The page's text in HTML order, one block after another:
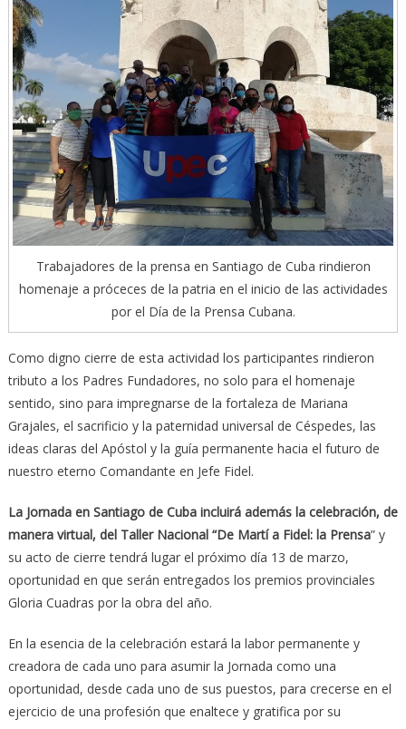
Trabajadores de la prensa en Santiago de Cuba rindieron
homenaje a próceces de la patria en el inicio de las actividades
por el Día de la Prensa Cubana.
Como digno cierre de esta actividad los participantes rindieron
tributo a los Padres Fundadores, no solo para el homenaje
sentido, sino para impregnarse de la fortaleza de Mariana
Grajales, el sacrificio y la paternidad universal de Céspedes, las
ideas claras del Apóstol y la guía permanente hacia el futuro de
nuestro eterno Comandante en Jefe Fidel.
La Jornada en Santiago de Cuba incluirá además la celebración, de
manera virtual, del Taller Nacional “De Martí a Fidel: la Prensa” y
su acto de cierre tendrá lugar el próximo día 13 de marzo,
oportunidad en que serán entregados los premios provinciales
Gloria Cuadras por la obra del año.
En la esencia de la celebración estará la labor permanente y
creadora de cada uno para asumir la Jornada como una
oportunidad, desde cada uno de sus puestos, para crecerse en el
ejercicio de una profesión que enaltece y gratifica por su